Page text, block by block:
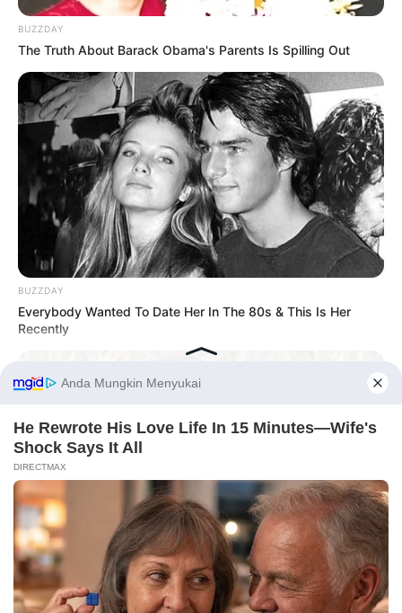
10 Pose Manekin Anti
Mainstream yang Konyol
Banget
8 Kata Lucu Seputar Malam
Minggu ala Jomblo yang Bikin
Ngenes
10 Desain Kanopi Tempat
Tidur, Serasa Beristirahat di
Kamar Raja
BUZZDAY
The Truth About Barack Obama's Parents Is Spilling Out
BUZZDAY
Everybody Wanted To Date Her In The 80s & This Is Her
Recently
BUZZDAY
Remember Albert? You Better Sit Down Before You See Him
Today
Before You Go